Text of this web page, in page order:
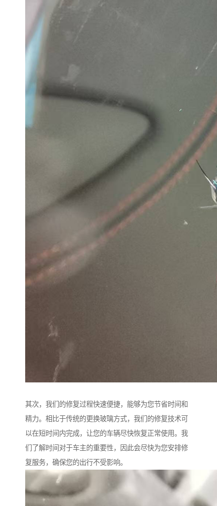
其次，我们的修复过程快速便捷，能够为您节省时间和
精力。相比于传统的更换玻璃方式，我们的修复技术可
以在短时间内完成，让您的车辆尽快恢复正常使用。我
们了解时间对于车主的重要性，因此会尽快为您安排修
复服务，确保您的出行不受影响。